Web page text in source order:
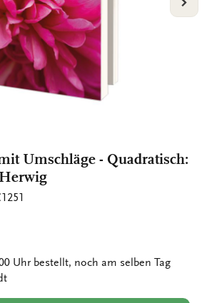
Umschläge - Quadratisch:
Uhr bestellt, noch am selben Tag